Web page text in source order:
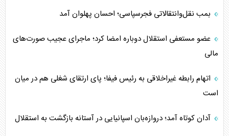
بمب نقل‌وانتقالاتی فجرسپاسی؛ احسان پهلوان آمد
عضو مستعفی استقلال دوباره امضا کرد؛ ماجرای عجیب صورت‌های
مالی
اتهام رابطه غیراخلاقی به رئیس فیفا؛ پای ارتقای شغلی هم در میان
است
آدان کوتاه آمد؛ دروازه‌بان اسپانیایی در آستانه بازگشت به استقلال